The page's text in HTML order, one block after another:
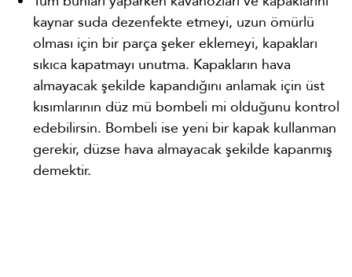
kaynar suda dezenfekte etmeyi, uzun ömürlü
olması için bir parça şeker eklemeyi, kapakları
sıkıca kapatmayı unutma. Kapakların hava
almayacak şekilde kapandığını anlamak için üst
kısımlarının düz mü bombeli mi olduğunu kontrol
edebilirsin. Bombeli ise yeni bir kapak kullanman
gerekir, düzse hava almayacak şekilde kapanmış
demektir.